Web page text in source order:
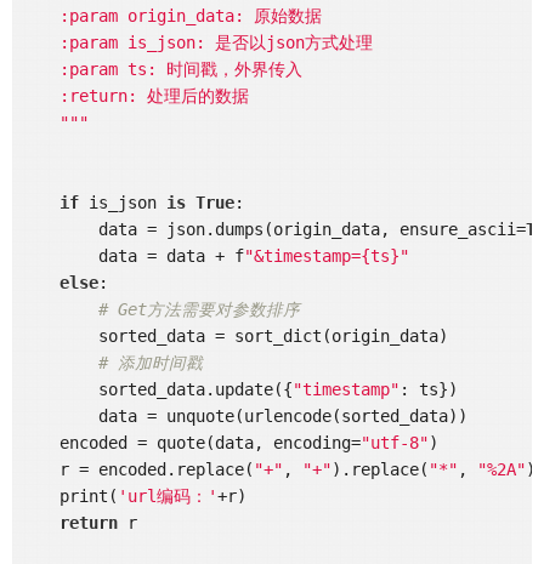
    :param origin_data: 原始数据
    :param is_json: 是否以json方式处理
    :param ts: 时间戳，外界传入
    :return: 处理后的数据
    """
if is_json is True:
        data = json.dumps(origin_data, ensure_ascii=
        data = data + f
"&timestamp={ts}"
else:
# Get方法需要对参数排序
        sorted_data = sort_dict(origin_data)
# 添加时间戳
        sorted_data.update({
"timestamp" : ts})
        data = unquote(urlencode(sorted_data))
    encoded = quote(data, encoding=
"utf-8")
    r = encoded.replace(
"+" , "+").replace( "*" , "%2A"
    print(
'url编码：'+r)
return r